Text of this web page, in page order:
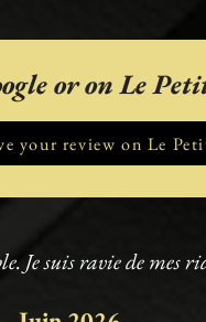
or on Le
your review on Le
Je suis ravie de mes